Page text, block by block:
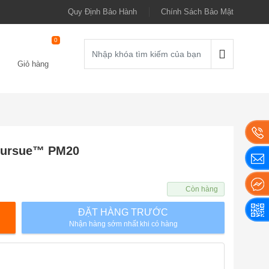
Quy Định Bảo Hành Chính Sách Bảo Mật
Giỏ hàng
0
PM20
Còn hàng
ĐẶT HÀNG TRƯỚC
Nhận hàng sớm nhất khi có hàng